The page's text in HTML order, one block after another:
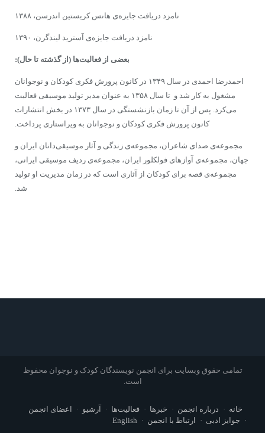
نامزد دریافت جایزه‌ى هانس کریستین اندرسن، ۱۳۸۸
نامزد دریافت جایزه‌ى آسترید لیندگرن، ۱۳۹۰
بعضى از فعالیت‌ها (از گذشته تا حال):
احمدرضا احمدی در سال ۱۳۴۹ در کانون پرورش فکرى کودکان و نوجوانان
مشغول به کار شد و تا سال ۱۳۵۸ به عنوان مدیر تولید موسیقی فعالیت
مى‌کرد. پس از آن تا زمان بازنشستگی در سال ۱۳۷۳ در بخش انتشارات
کانون پرورش فکری کودکان و نوجوانان به ویراستاری پرداخت.
مجموعه‌ى صدای شاعران، مجموعه‌ى زندگی و آثار موسیقی‌دانان ایران و
جهان، مجموعه‌ى آوازهای فولکلور ایران، مجموعه‌ى ردیف موسیقی ایرانى،
مجموعه‌ى قصه برای کودکان از آثارى است که در زمان مدیریت او تولید
شد.
تمامی حقوق وبسایت برای انجمن نویسندگان کودک و نوجوان محفوظ
است.
خانه درباره انجمن خبرها فعالیت‌ها آرشیو
اعضای انجمن
جوایز ادبی
ارتباط با انجمن English